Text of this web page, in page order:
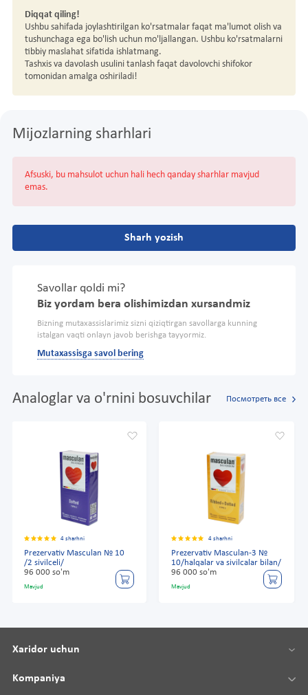
Diqqat qiling!
Ushbu sahifada joylashtirilgan ko'rsatmalar faqat ma'lumot olish va
tushunchaga ega bo'lish uchun mo'ljallangan. Ushbu ko'rsatmalarni
tibbiy maslahat sifatida ishlatmang.
Tashxis va davolash usulini tanlash faqat davolovchi shifokor
tomonidan amalga oshiriladi!
Mijozlarning sharhlari
Afsuski, bu mahsulot uchun hali hech qanday sharhlar mavjud
emas.
Sharh yozish
Savollar qoldi mi?
Biz yordam bera olishimizdan xursandmiz
Bizning mutaxassislarimiz sizni qiziqtirgan savollarga kunning
istalgan vaqti onlayn javob berishga tayyormiz.
Mutaxassisga savol bering
Analoglar va o'rnini bosuvchilar Посмотреть все
4 sharhni
Prezervativ Masculan № 10
/2 sivilceli/
96 000 so'm
Mavjud
4 sharhni
Prezervativ Masculan-3 №
10/halqalar va sivilcalar bilan/
96 000 so'm
Mavjud
Xaridor uchun
Kompaniya